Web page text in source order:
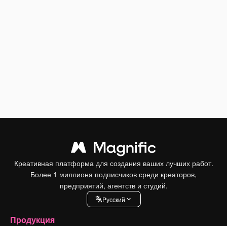
Креативная платформа для создания ваших лучших работ.
Более 1 миллиона подписчиков среди креаторов,
предприятий, агентств и студий.
Pусский
Продукция